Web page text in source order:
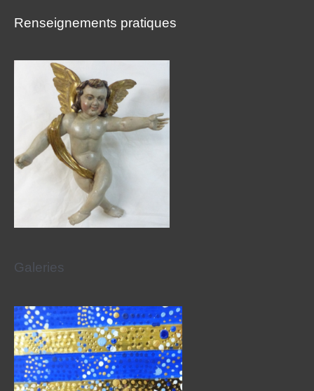
Renseignements pratiques
Galeries